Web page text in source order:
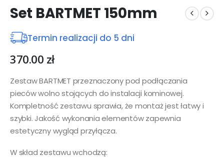
Set BARTMET 150mm
Termin realizacji do 5 dni
370.00 zł
Zestaw BARTMET przeznaczony pod podłączania
pieców wolno stojących do instalacji kominowej.
Kompletność zestawu sprawia, że montaż jest łatwy i
szybki. Jakość wykonania elementów zapewnia
estetyczny wygląd przyłącza.
W skład zestawu wchodzą: